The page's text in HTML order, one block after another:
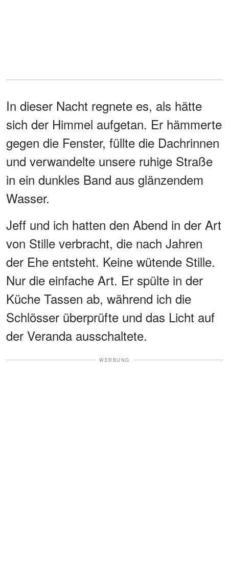
In dieser Nacht regnete es, als hätte
sich der Himmel aufgetan. Er hämmerte
gegen die Fenster, füllte die Dachrinnen
und verwandelte unsere ruhige Straße
in ein dunkles Band aus glänzendem
Wasser.
Jeff und ich hatten den Abend in der Art
von Stille verbracht, die nach Jahren
der Ehe entsteht. Keine wütende Stille.
Nur die einfache Art. Er spülte in der
Küche Tassen ab, während ich die
Schlösser überprüfte und das Licht auf
der Veranda ausschaltete.
WERBUNG